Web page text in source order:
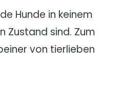
Hunde in keinem
Zustand sind. Zum
von tierlieben